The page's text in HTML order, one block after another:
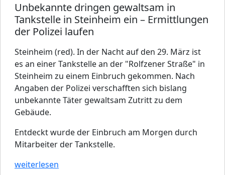
Unbekannte dringen gewaltsam in
Tankstelle in Steinheim ein – Ermittlungen
der Polizei laufen
Steinheim (red). In der Nacht auf den 29. März ist
es an einer Tankstelle an der "Rolfzener Straße" in
Steinheim zu einem Einbruch gekommen. Nach
Angaben der Polizei verschafften sich bislang
unbekannte Täter gewaltsam Zutritt zu dem
Gebäude.
Entdeckt wurde der Einbruch am Morgen durch
Mitarbeiter der Tankstelle.
weiterlesen